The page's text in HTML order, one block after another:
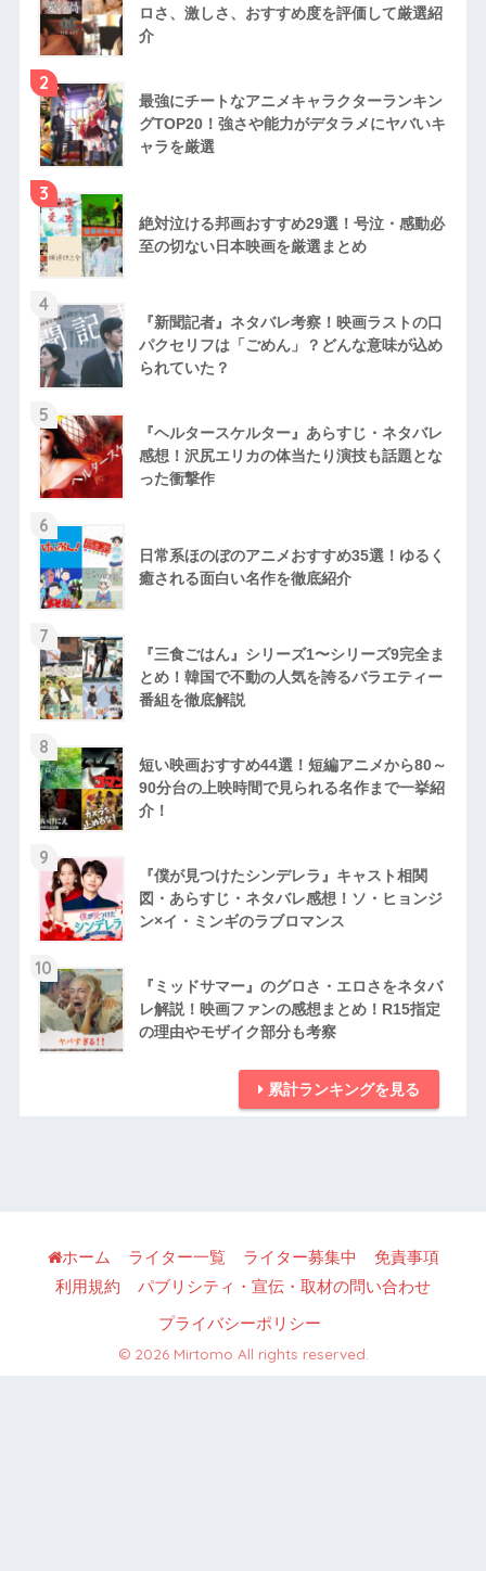
ロさ、激しさ、おすすめ度を評価して厳選紹
介
2
最強にチートなアニメキャラクターランキン
グTOP20！強さや能力がデタラメにヤバいキ
ャラを厳選
3
絶対泣ける邦画おすすめ29選！号泣・感動必
至の切ない日本映画を厳選まとめ
4
『新聞記者』ネタバレ考察！映画ラストの口
パクセリフは「ごめん」？どんな意味が込め
られていた？
5
『ヘルタースケルター』あらすじ・ネタバレ
感想！沢尻エリカの体当たり演技も話題とな
った衝撃作
6
日常系ほのぼのアニメおすすめ35選！ゆるく
癒される面白い名作を徹底紹介
7
『三食ごはん』シリーズ1〜シリーズ9完全ま
とめ！韓国で不動の人気を誇るバラエティー
番組を徹底解説
8
短い映画おすすめ44選！短編アニメから80～
90分台の上映時間で見られる名作まで一挙紹
介！
9
『僕が見つけたシンデレラ』キャスト相関
図・あらすじ・ネタバレ感想！ソ・ヒョンジ
ン×イ・ミンギのラブロマンス
10
『ミッドサマー』のグロさ・エロさをネタバ
レ解説！映画ファンの感想まとめ！R15指定
の理由やモザイク部分も考察
累計ランキングを見る
ホーム ライター一覧 ライター募集中
免責事項
利用規約
パブリシティ・宣伝・取材の問い合わせ
プライバシーポリシー
© 2026 Mirtomo All rights reserved.